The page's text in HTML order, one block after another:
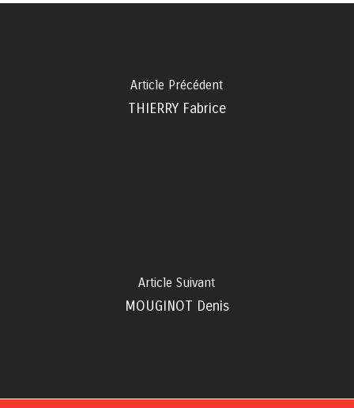
Article Précédent
THIERRY Fabrice
Article Suivant
MOUGINOT Denis